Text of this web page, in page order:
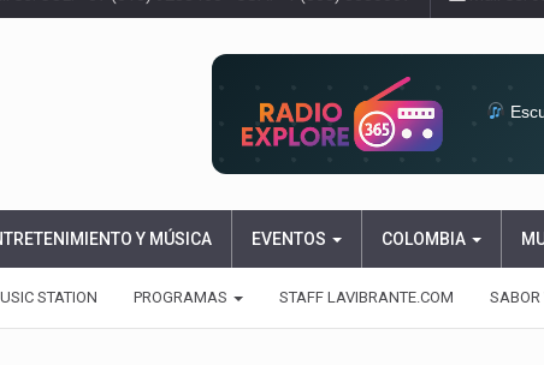
Y MÚSICA EVENTOS COLOMBIA
STATION PROGRAMAS STAFF LAVIBRANTE.COM SABOR